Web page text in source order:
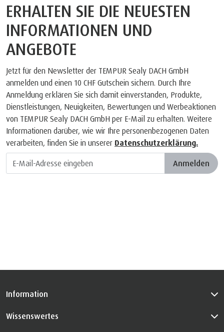
ERHALTEN SIE DIE NEUESTEN
INFORMATIONEN UND
ANGEBOTE
Jetzt für den Newsletter der TEMPUR Sealy DACH GmbH
anmelden und einen 10 CHF Gutschein sichern. Durch Ihre
Anmeldung erklären Sie sich damit einverstanden, Produkte,
Dienstleistungen, Neuigkeiten, Bewertungen und Werbeaktionen
von TEMPUR Sealy DACH GmbH per E-Mail zu erhalten. Weitere
Informationen darüber, wie wir Ihre personenbezogenen Daten
verarbeiten, finden Sie in unserer Datenschutzerklärung.
Anmelden
Information
Wissenswertes